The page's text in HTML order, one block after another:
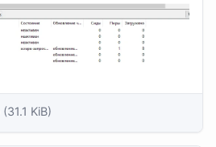
(31.1 KiB)